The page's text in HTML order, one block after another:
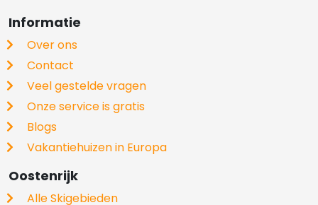
Informatie
Over ons
Contact
Veel gestelde vragen
Onze service is gratis
Blogs
Vakantiehuizen in Europa
Oostenrijk
Alle Skigebieden